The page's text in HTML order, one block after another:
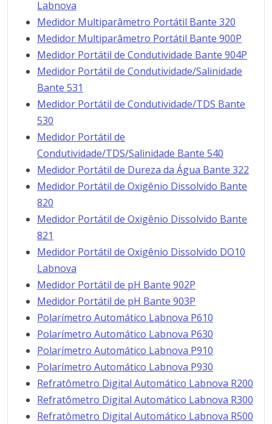
Labnova
Medidor Multiparâmetro Portátil Bante 320
Medidor Multiparâmetro Portátil Bante 900P
Medidor Portátil de Condutividade Bante 904P
Medidor Portátil de Condutividade/Salinidade
Bante 531
Medidor Portátil de Condutividade/TDS Bante
530
Medidor Portátil de
Condutividade/TDS/Salinidade Bante 540
Medidor Portátil de Dureza da Água Bante 322
Medidor Portátil de Oxigênio Dissolvido Bante
820
Medidor Portátil de Oxigênio Dissolvido Bante
821
Medidor Portátil de Oxigênio Dissolvido DO10
Labnova
Medidor Portátil de pH Bante 902P
Medidor Portátil de pH Bante 903P
Polarímetro Automático Labnova P610
Polarímetro Automático Labnova P630
Polarímetro Automático Labnova P910
Polarímetro Automático Labnova P930
Refratômetro Digital Automático Labnova R200
Refratômetro Digital Automático Labnova R300
Refratômetro Digital Automático Labnova R500